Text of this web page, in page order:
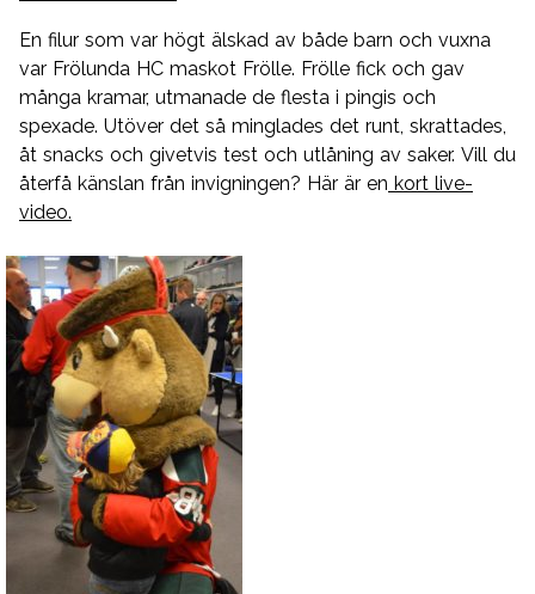
En filur som var högt älskad av både barn och vuxna
var Frölunda HC maskot Frölle. Frölle fick och gav
många kramar, utmanade de flesta i pingis och
spexade. Utöver det så minglades det runt, skrattades,
åt snacks och givetvis test och utlåning av saker. Vill du
återfå känslan från invigningen? Här är en kort live-
video.